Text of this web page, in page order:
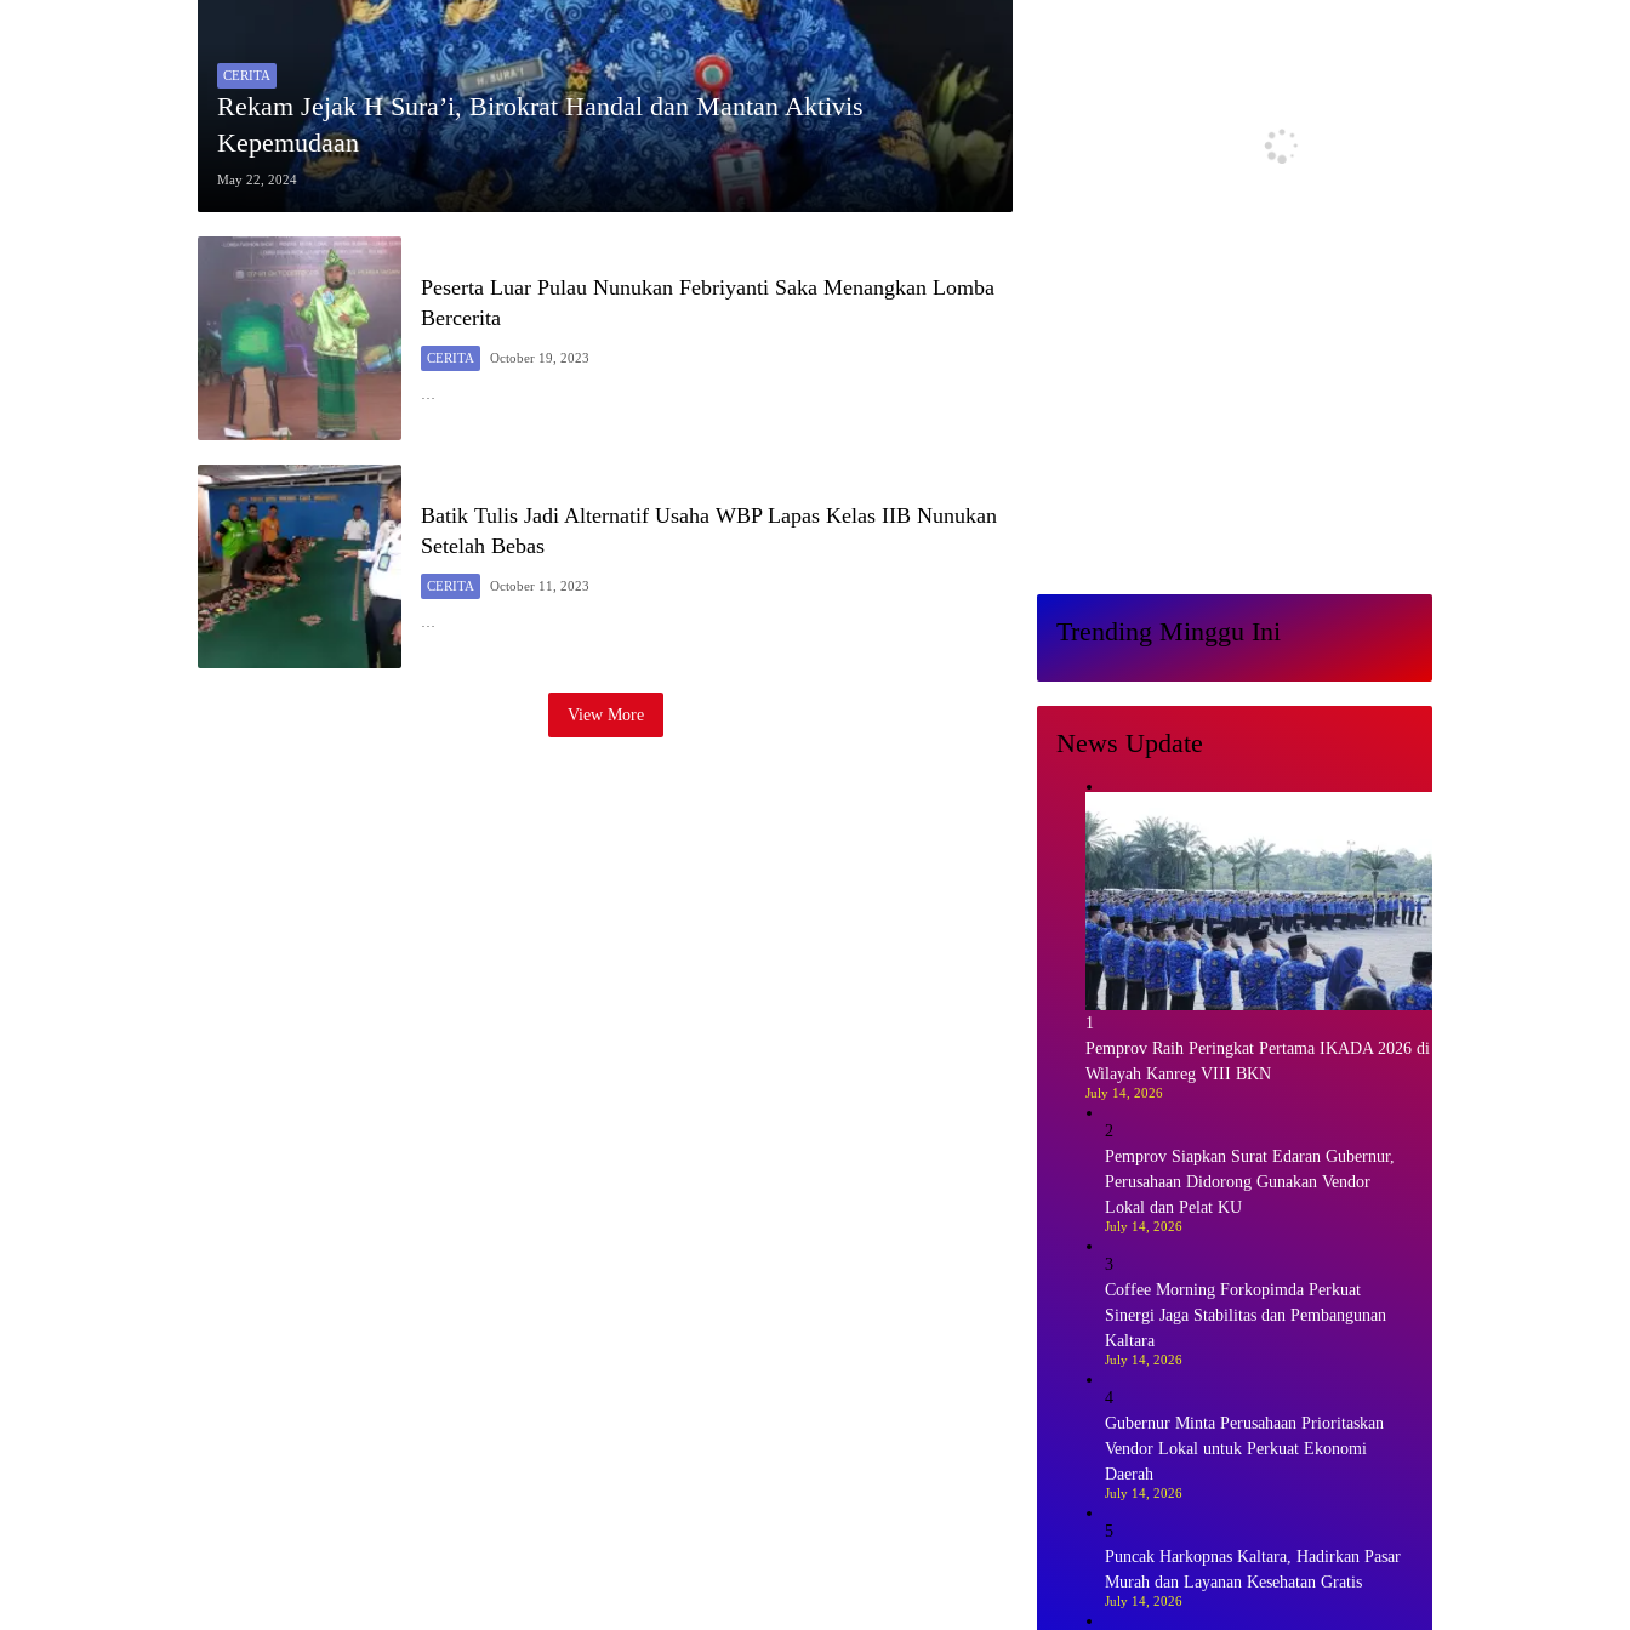
CERITA
Rekam Jejak H Sura’i, Birokrat Handal dan Mantan Aktivis
Kepemudaan
May 22, 2024
Peserta Luar Pulau Nunukan Febriyanti Saka Menangkan Lomba
Bercerita
CERITA October 19, 2023
…
Batik Tulis Jadi Alternatif Usaha WBP Lapas Kelas IIB Nunukan
Setelah Bebas
CERITA October 11, 2023
…
View More
Trending Minggu Ini
News Update
1
Pemprov Raih Peringkat Pertama IKADA 2026 di
Wilayah Kanreg VIII BKN
July 14, 2026
2
Pemprov Siapkan Surat Edaran Gubernur,
Perusahaan Didorong Gunakan Vendor
Lokal dan Pelat KU
July 14, 2026
3
Coffee Morning Forkopimda Perkuat
Sinergi Jaga Stabilitas dan Pembangunan
Kaltara
July 14, 2026
4
Gubernur Minta Perusahaan Prioritaskan
Vendor Lokal untuk Perkuat Ekonomi
Daerah
July 14, 2026
5
Puncak Harkopnas Kaltara, Hadirkan Pasar
Murah dan Layanan Kesehatan Gratis
July 14, 2026